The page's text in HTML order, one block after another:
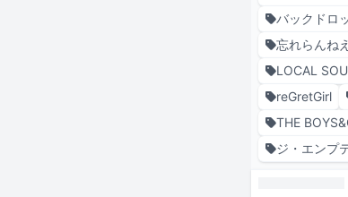
バックドロ
忘れらんね
LOCAL
reGretGirl
THE
ジ・エンプ